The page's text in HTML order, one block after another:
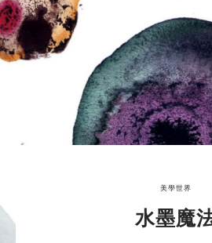
美學世界
水墨魔